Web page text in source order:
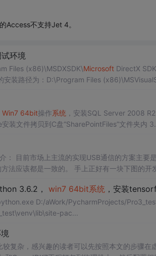
Access不支持Jet 4。
环境
Files (x86)\MSDXSDK\MicrosoftDirectX
装路径为：D:\Program Files
Win7 64bit操作系统 ，安装SQL Server 2008
装文件拷贝到C盘“SharePointFiles”文件夹内
开发板：说明：图中蓝色的双刀按钮
3.6.2， win7 64bit系统，安装
D:/aWork/PycharmProjects/
pac...
杂，感兴趣的读者可以先按照本文的步骤在